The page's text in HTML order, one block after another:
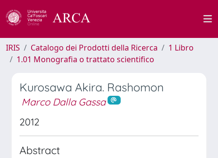
IRIS Catalogo dei Prodotti della Ricerca
1 Libro
1.01 Monografia o trattato scientifico
Kurosawa Akira. Rashomon
Marco Dalla Gassa
2012
Abstract